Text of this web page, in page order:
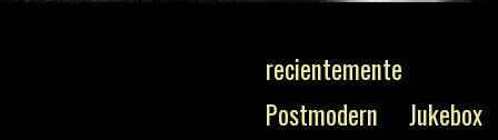
recientemente
Postmodern Jukebox